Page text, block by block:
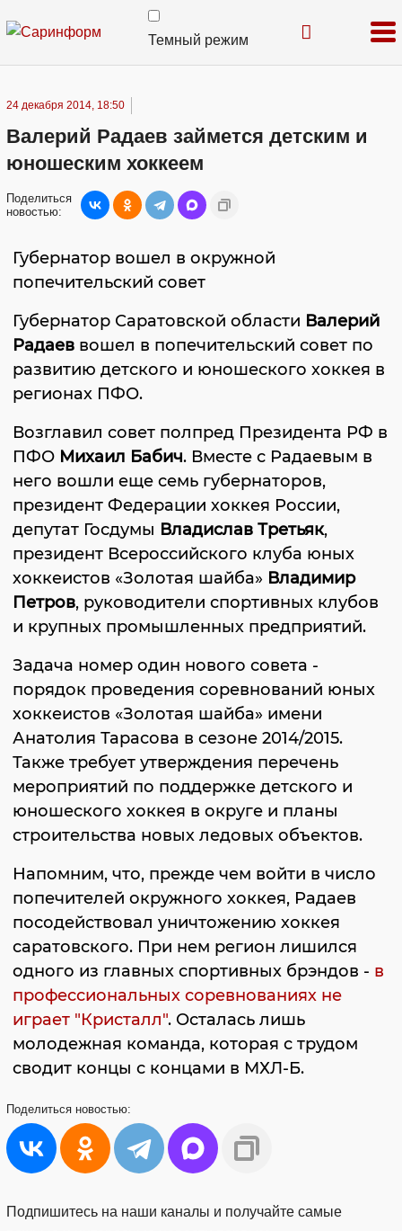
Темный режим
24 декабря 2014, 18:50
Валерий Радаев займется детским и
юношеским хоккеем
Поделиться
новостью:
Губернатор вошел в окружной
попечительский совет
Губернатор Саратовской области Валерий
Радаев вошел в попечительский совет по
развитию детского и юношеского хоккея в
регионах ПФО.
Возглавил совет полпред Президента РФ в
ПФО Михаил Бабич. Вместе с Радаевым в
него вошли еще семь губернаторов,
президент Федерации хоккея России,
депутат Госдумы Владислав Третьяк,
президент Всероссийского клуба юных
хоккеистов «Золотая шайба» Владимир
Петров, руководители спортивных клубов
и крупных промышленных предприятий.
Задача номер один нового совета -
порядок проведения соревнований юных
хоккеистов «Золотая шайба» имени
Анатолия Тарасова в сезоне 2014/2015.
Также требует утверждения перечень
мероприятий по поддержке детского и
юношеского хоккея в округе и планы
строительства новых ледовых объектов.
Напомним, что, прежде чем войти в число
попечителей окружного хоккея, Радаев
посодействовал уничтожению хоккея
саратовского. При нем регион лишился
одного из главных спортивных брэндов - в
профессиональных соревнованиях не
играет "Кристалл". Осталась лишь
молодежная команда, которая с трудом
сводит концы с концами в МХЛ-Б.
Поделиться новостью:
Подпишитесь на наши каналы и получайте самые